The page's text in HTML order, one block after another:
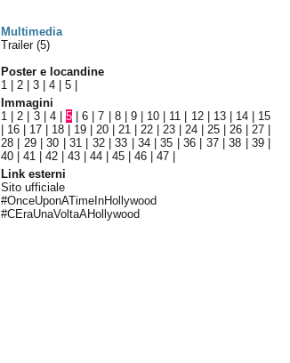
Multimedia
Trailer (5)
Poster e locandine
1 |2 |3 |4 |5
Immagini
1 |2 3| 4|5 |6 |7 8| 9| 10 11 12| 13| 14
15
16 17 18 19 |20 |21 |22 |23 |24 |25 |26 |27
28
29|30 31| 32|33 34|35 |36 37|38 39|
40 |41 |42 |43 |44 |45 |46 |47
Link esterni
Sito ufficiale
#OnceUponATimeInHollywood
#CEraUnaVoltaAHollywood